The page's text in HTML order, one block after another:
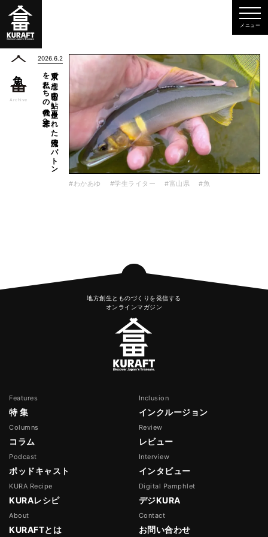
Archive
2026.6.2
東京で
想う
富山の
鮎～
再生さ
れ
た
清流の
バ
ト
ン
を
私た
ち
の
世代の
未来へ
～
#わかあゆ #学生ライター #富山県 #魚
地方創生とものづくりを発信する
オンラインマガジン
Features
特 集
Inclusion
インクルージョン
Columns
コラム
Review
レビュー
Podcast
ポッドキャスト
Interview
インタビュー
KURA Recipe
KURAレシピ
Digital Pamphlet
デジKURA
About
KURAFTとは
Contact
お問い合わせ